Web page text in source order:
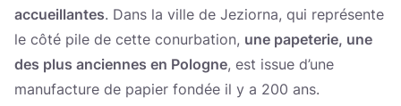
accueillantes. Dans la ville de Jeziorna, qui représente
le côté pile de cette conurbation, une papeterie, une
des plus anciennes en Pologne, est issue d’une
manufacture de papier fondée il y a 200 ans.